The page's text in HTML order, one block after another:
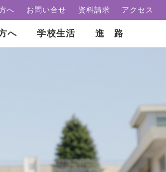
へ お問い合せ 資料請求 アクセス
へ 学校生活 進 路